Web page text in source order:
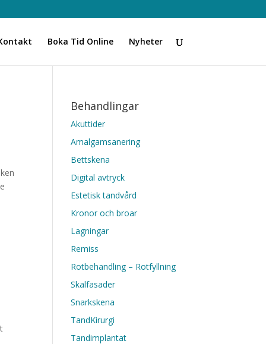
Boka Tid Online Nyheter
Behandlingar
Akuttider
Amalgamsanering
Bettskena
Digital avtryck
Estetisk tandvård
Kronor och broar
Lagningar
Remiss
Rotbehandling – Rotfyllning
Skalfasader
Snarkskena
TandKirurgi
Tandimplantat